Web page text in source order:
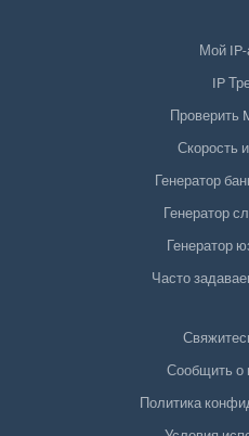
Мой
IP
Проверить
Скорость
Генератор
Генератор
Генератор
Часто
Сообщить о
Политика